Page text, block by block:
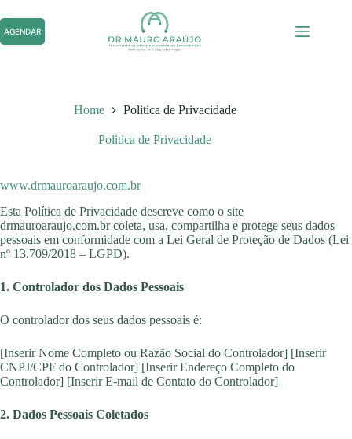
para
o
conteúdo
AGENDAR
Home Politica de Privacidade
Politica de Privacidade
www.drmauroaraujo.com.br
Esta Política de Privacidade descreve como o site
drmauroaraujo.com.br coleta, usa, compartilha e protege seus dados
pessoais em conformidade com a Lei Geral de Proteção de Dados (Lei
nº 13.709/2018 – LGPD).
1. Controlador dos Dados Pessoais
O controlador dos seus dados pessoais é:
[Inserir Nome Completo ou Razão Social do Controlador] [Inserir
CNPJ/CPF do Controlador] [Inserir Endereço Completo do
Controlador] [Inserir E-mail de Contato do Controlador]
2. Dados Pessoais Coletados